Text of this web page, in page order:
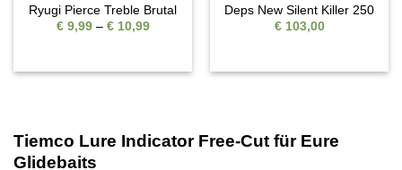
Ryugi Pierce Treble Brutal
€9,99 – €10,99Preisspanne:
Deps New Silent Killer 250
€103,00
Tiemco Lure Indicator Free-Cut für Eure
Glidebaits